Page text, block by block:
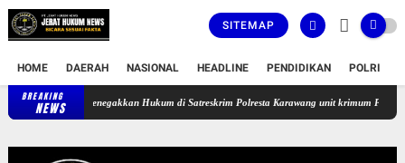
SITEMAP
HOME DAERAH NASIONAL HEADLINE PENDIDIKAN POLRI
BREAKING
NEWS
Penegakkan Hukum di Satreskrim Polresta Karawang unit krimum Patut di